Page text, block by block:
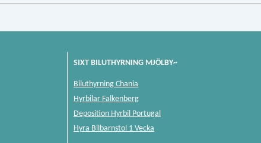
SIXT BILUTHYRNING MJÖLBY~
Biluthyrning Chania
Hyrbilar Falkenberg
Deposition Hyrbil Portugal
Hyra Bilbarnstol 1 Vecka